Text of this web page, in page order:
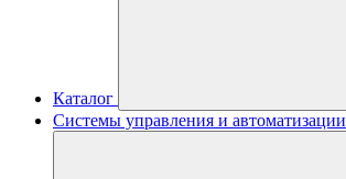
Каталог
Системы управления и автоматизации